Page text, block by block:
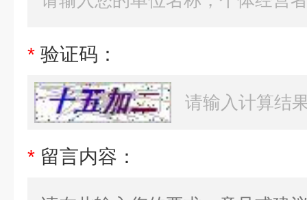
* 验证码：
* 留言内容：